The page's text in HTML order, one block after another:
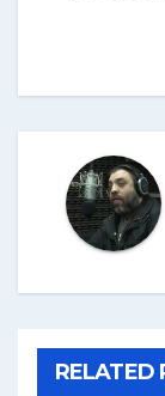
RELATED